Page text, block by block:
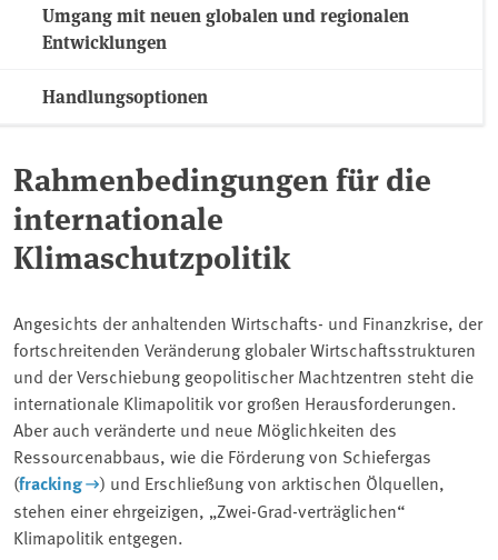
Umgang mit neuen globalen und regionalen
Entwicklungen
Handlungsoptionen
Rahmenbedingungen für die
internationale
Klimaschutzpolitik
Angesichts der anhaltenden Wirtschafts- und Finanzkrise, der
fortschreitenden Veränderung globaler Wirtschaftsstrukturen
und der Verschiebung geopolitischer Machtzentren steht die
internationale Klimapolitik vor großen Herausforderungen.
Aber auch veränderte und neue Möglichkeiten des
Ressourcenabbaus, wie die Förderung von Schiefergas
(fracking
) und Erschließung von arktischen Ölquellen,
stehen einer ehrgeizigen, „Zwei-Grad-verträglichen“
Klimapolitik entgegen.